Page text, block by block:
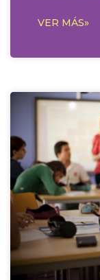
VER MÁS»